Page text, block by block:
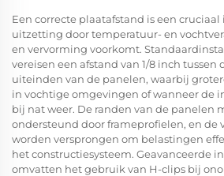
Een correcte plaatafstand is een cruciaal
uitzetting door temperatuur- en
en vervorming voorkomt.
vereisen een afstand van 1/8 inch tussen
uiteinden van de panelen, waarbij
in vochtige omgevingen of wanneer de
bij nat weer. De randen van de panelen
ondersteund door frameprofielen, en de
worden versprongen om belastingen
het constructiesysteem. Geavanceerde
omvatten het gebruik van H-clips bij